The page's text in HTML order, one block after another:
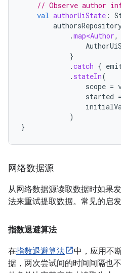
// Observe author
val authorUiState :
.map<Author,
}
.catch {
. stateIn(
scope =
started =
)
}
网络数据源
从网络数据源读取数据时如果
法来重试提取数据。常见的启
指数退避算法
在指数退避算法
中，应用不
据，两次尝试间的时间间隔也